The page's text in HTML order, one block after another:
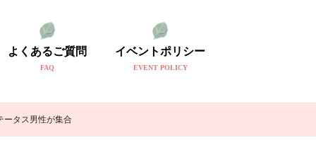
よくあるご質問
FAQ
イベントポリシー
EVENT POLICY
ータス男性が集合